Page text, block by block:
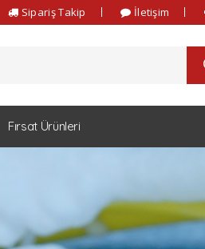
Sipariş Takip İletişim
Fırsat Ürünleri